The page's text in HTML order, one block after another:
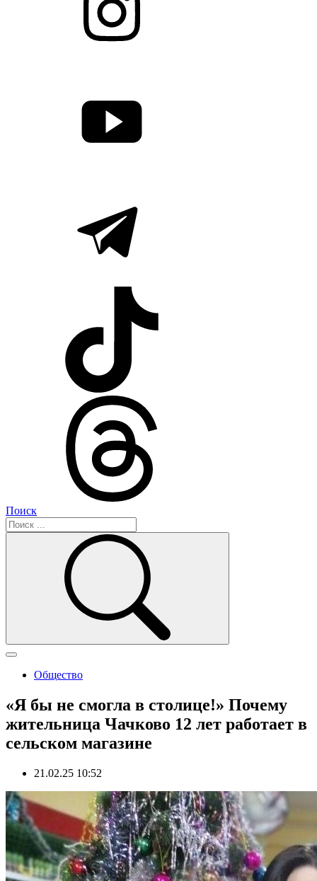
Поиск
Общество
«Я бы не смогла в столице!» Почему
жительница Чачково 12 лет работает в
сельском магазине
21.02.25 10:52